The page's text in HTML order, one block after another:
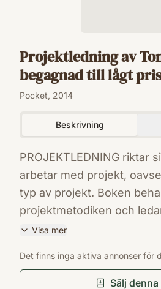
Projektledning av
begagnad till lågt pris
Pocket, 2014
Beskrivning
PROJEKTLEDNING riktar
arbetar med projekt,
typ av projekt. Boken
projektmetodiken och
tydligt och begripligt sätt,
vid praktiskt projektarbete
den femte upplagan
Visa mer
9789152326473
Det finns inga aktiva annonser för
Sälj